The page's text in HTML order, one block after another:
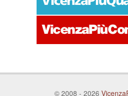
© 2008 - 2026